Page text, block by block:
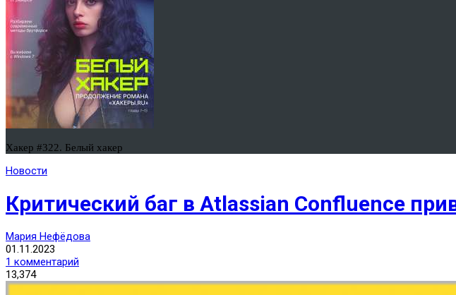
Хакер #322. Белый хакер
Новости
Критический баг в Atlassian Confluence
Мария Нефёдова
01.11.2023
1 комментарий
13,374